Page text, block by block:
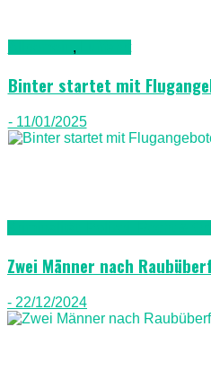
,
Binter startet mit
- 11/01/2025
Zwei Männer nach
- 22/12/2024